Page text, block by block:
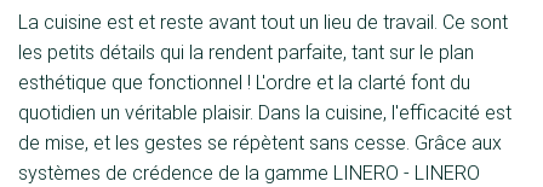
La cuisine est et reste avant tout un lieu de travail. Ce sont
les petits détails qui la rendent parfaite, tant sur le plan
esthétique que fonctionnel ! L'ordre et la clarté font du
quotidien un véritable plaisir. Dans la cuisine, l'efficacité est
de mise, et les gestes se répètent sans cesse. Grâce aux
systèmes de crédence de la gamme LINERO - LINERO